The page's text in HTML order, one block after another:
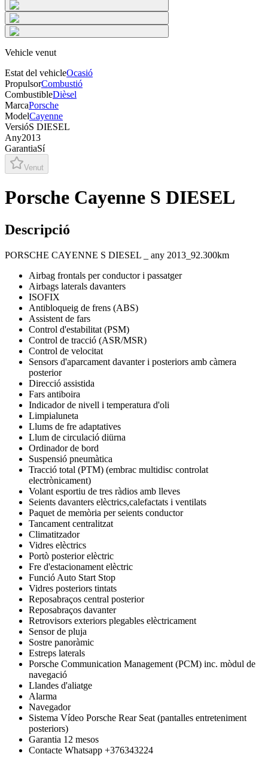
Vehicle venut
Estat del vehicleOcasió
PropulsorCombustió
CombustibleDièsel
MarcaPorsche
ModelCayenne
VersióS DIESEL
Any2013
GarantiaSí
Venut
Porsche Cayenne S DIESEL
Descripció
PORSCHE CAYENNE S DIESEL _ any 2013_92.300km
Airbag frontals per conductor i passatger
Airbags laterals davanters
ISOFIX
Antibloqueig de frens (ABS)
Assistent de fars
Control d'estabilitat (PSM)
Control de tracció (ASR/MSR)
Control de velocitat
Sensors d'aparcament davanter i posteriors amb càmera
posterior
Direcció assistida
Fars antiboira
Indicador de nivell i temperatura d'oli
Limpialuneta
Llums de fre adaptatives
Llum de circulació diürna
Ordinador de bord
Suspensió pneumàtica
Tracció total (PTM) (embrac multidisc controlat
electrònicament)
Volant esportiu de tres ràdios amb lleves
Seients davanters elèctrics,calefactats i ventilats
Paquet de memòria per seients conductor
Tancament centralitzat
Climatitzador
Vidres elèctrics
Portò posterior elèctric
Fre d'estacionament elèctric
Funció Auto Start Stop
Vidres posteriors tintats
Reposabraços central posterior
Reposabraços davanter
Retrovisors exteriors plegables elèctricament
Sensor de pluja
Sostre panoràmic
Estreps laterals
Porsche Communication Management (PCM) inc. mòdul de
navegació
Llandes d'aliatge
Alarma
Navegador
Sistema Vídeo Porsche Rear Seat (pantalles entreteniment
posteriors)
Garantia 12 mesos
Contacte Whatsapp +376343224